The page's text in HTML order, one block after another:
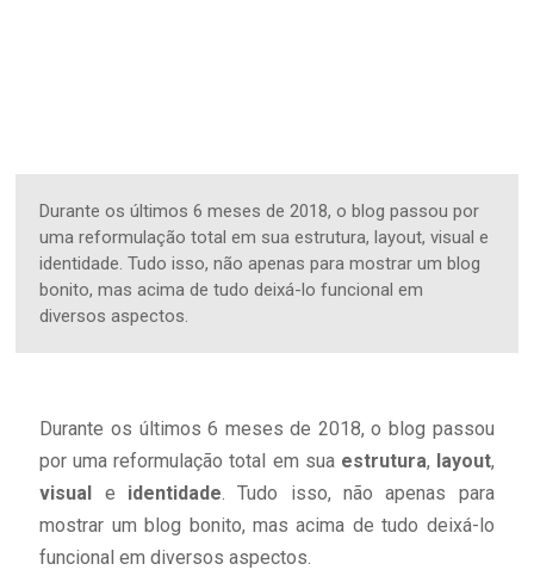
Durante os últimos 6 meses de 2018, o blog passou por
uma reformulação total em sua estrutura, layout, visual e
identidade. Tudo isso, não apenas para mostrar um blog
bonito, mas acima de tudo deixá-lo funcional em
diversos aspectos.
Durante os últimos 6 meses de 2018, o blog passou
por uma reformulação total em sua estrutura, layout,
visual e identidade. Tudo isso, não apenas para
mostrar um blog bonito, mas acima de tudo deixá-lo
funcional em diversos aspectos.